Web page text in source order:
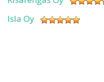
Isla Oy